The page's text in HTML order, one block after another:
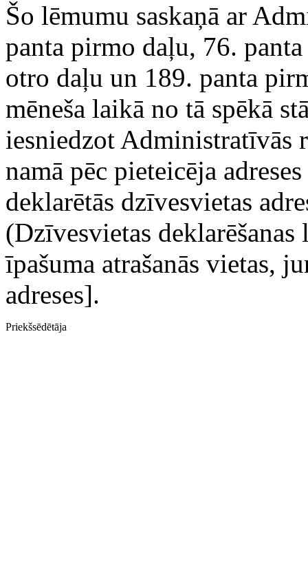
Šo lēmumu saskaņā ar
panta pirmo daļu, 76.
otro daļu un 189. panta
mēneša laikā no tā spēkā
iesniedzot Administratīvās
namā pēc pieteicēja
deklarētās dzīvesvietas
(Dzīvesvietas
īpašuma atrašanās vietas,
adreses].
Priekšsēdētāja